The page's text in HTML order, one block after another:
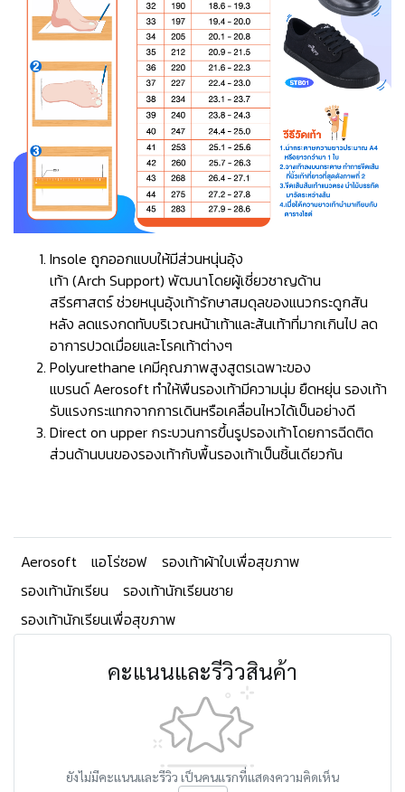
Insole ถูกออกแบบให้มีส่วนหนุ่นอุ้ง
เท้า (Arch Support) พัฒนาโดยผู้เชี่ยวชาญด้าน
สรีรศาสตร์ ช่วยหนุนอุ้งเท้ารักษาสมดุลของแนวกระดูกสัน
หลัง ลดแรงกดทับบริเวณหน้าเท้าและส้นเท้าที่มากเกินไป ลด
อาการปวดเมื่อยและโรคเท้าต่างๆ
Polyurethane เคมีคุณภาพสูงสูตรเฉพาะของ
แบรนด์ Aerosoft ทำให้พืนรองเท้ามีความนุ่ม ยืดหยุ่น รองเท้า
รับแรงกระแทกจากการเดินหรือเคลื่อนไหวได้เป็นอย่างดี
Direct on upper กระบวนการขึ้นรูปรองเท้าโดยการฉีดติด
ส่วนด้านบนของรองเท้ากับพื้นรองเท้าเป็นชิ้นเดียวกัน
Aerosoft แอโร่ซอฟ
รองเท้าผ้าใบเพื่อสุขภาพ
รองเท้านักเรียน
รองเท้านักเรียนชาย
รองเท้านักเรียนเพื่อสุขภาพ
คะแนนและรีวิวสินค้า
ยังไม่มีคะแนนและรีวิว เป็นคนแรกที่แสดงความคิดเห็น